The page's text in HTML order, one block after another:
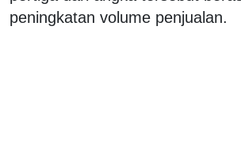
peningkatan volume penjualan.